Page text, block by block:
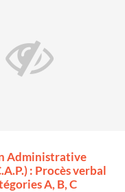
Administrative
: Procès verbal
A, B, C